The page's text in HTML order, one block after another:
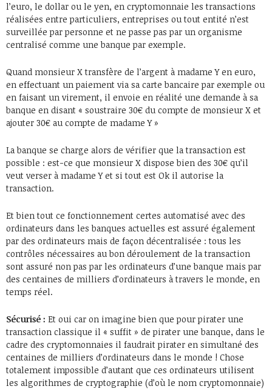
l’euro, le dollar ou le yen, en cryptomonnaie les transactions
réalisées entre particuliers, entreprises ou tout entité n’est
surveillée par personne et ne passe pas par un organisme
centralisé comme une banque par exemple.
Quand monsieur X transfère de l’argent à madame Y en euro,
en effectuant un paiement via sa carte bancaire par exemple ou
en faisant un virement, il envoie en réalité une demande à sa
banque en disant « soustraire 30€ du compte de monsieur X et
ajouter 30€ au compte de madame Y »
La banque se charge alors de vérifier que la transaction est
possible : est-ce que monsieur X dispose bien des 30€ qu’il
veut verser à madame Y et si tout est Ok il autorise la
transaction.
Et bien tout ce fonctionnement certes automatisé avec des
ordinateurs dans les banques actuelles est assuré également
par des ordinateurs mais de façon décentralisée : tous les
contrôles nécessaires au bon déroulement de la transaction
sont assuré non pas par les ordinateurs d’une banque mais par
des centaines de milliers d’ordinateurs à travers le monde, en
temps réel.
Sécurisé : Et oui car on imagine bien que pour pirater une
transaction classique il « suffit » de pirater une banque, dans le
cadre des cryptomonnaies il faudrait pirater en simultané des
centaines de milliers d’ordinateurs dans le monde ! Chose
totalement impossible d’autant que ces ordinateurs utilisent
les algorithmes de cryptographie (d’où le nom cryptomonnaie)